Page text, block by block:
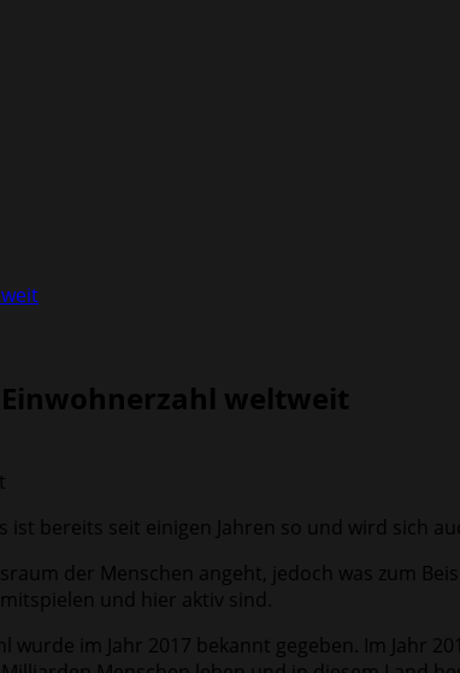
Einwohnerzahl weltweit
ist bereits seit einigen Jahren so und wird sich
der Menschen angeht, jedoch was zum
und hier aktiv sind.
im Jahr 2017 bekannt gegeben. Im Jahr